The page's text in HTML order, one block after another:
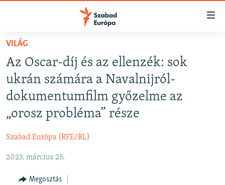
Akadálymentes
Ugrás
fő
oldalra
Ugrás
tartalomjegyzékre
keresésre
AKTUÁLIS
PODCASTOK
SZABADON
TÁRSADALOM
VILÁG
Az Oscar-díj és az ellenzék: sok
ukrán számára a Navalnijról-
dokumentumfilm győzelme az
„orosz probléma” része
Szabad Európa (RFE/RL)
2023. március 25.
Megosztás
FELIRATKOZÁS